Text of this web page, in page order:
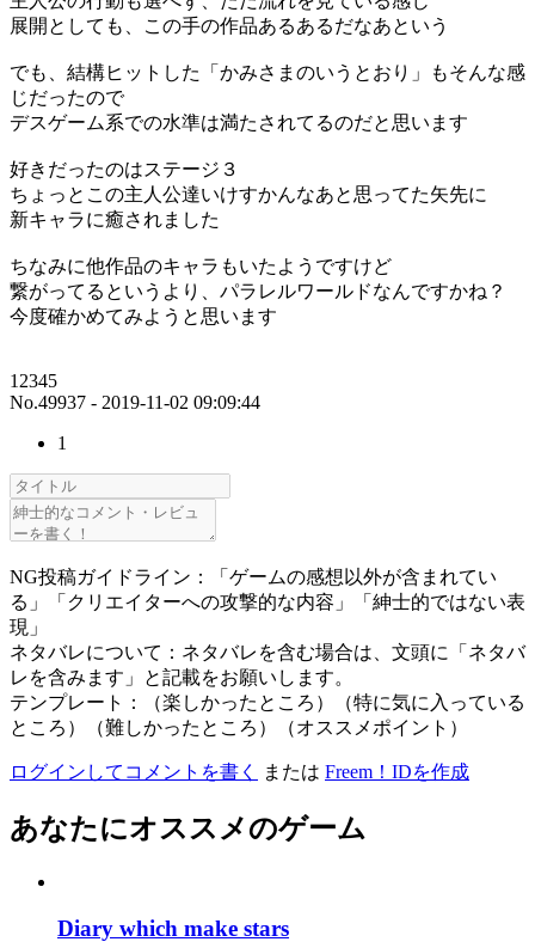
展開としても、この手の作品あるあるだなあという
でも、結構ヒットした「かみさまのいうとおり」もそんな感
じだったので
デスゲーム系での水準は満たされてるのだと思います
好きだったのはステージ３
ちょっとこの主人公達いけすかんなあと思ってた矢先に
新キャラに癒されました
ちなみに他作品のキャラもいたようですけど
繋がってるというより、パラレルワールドなんですかね？
今度確かめてみようと思います
12345
No.49937 - 2019-11-02 09:09:44
1
NG投稿ガイドライン：「ゲームの感想以外が含まれてい
る」「クリエイターへの攻撃的な内容」「紳士的ではない表
現」
ネタバレについて：ネタバレを含む場合は、文頭に「ネタバ
レを含みます」と記載をお願いします。
テンプレート：（楽しかったところ）（特に気に入っている
ところ）（難しかったところ）（オススメポイント）
ログインしてコメントを書く または Freem！IDを作成
あなたにオススメのゲーム
Diary which make stars